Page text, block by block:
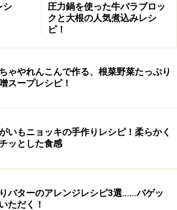
シ
圧力鍋を使った牛バラブロッ
クと大根の人気煮込みレシ
ピ！
ゃやれんこんで作る、根菜野菜たっぷり
スープレシピ！
いもニョッキの手作りレシピ！柔らかく
ッとした食感
バターのアレンジレシピ3選……バゲッ
ただく！